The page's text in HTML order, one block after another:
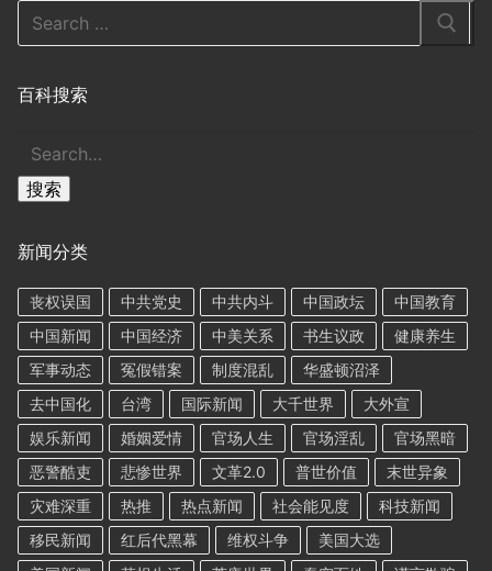
Search
for:
百科搜索
搜索
新闻分类
丧权误国 中共党史 中共内斗 中国政坛
中国教育
中国新闻
中国经济 中美关系 书生议政
健康养生
军事动态
冤假错案 制度混乱
华盛顿沼泽
去中国化
台湾 国际新闻 大千世界
大外宣
娱乐新闻
婚姻爱情 官场人生 官场淫乱
官场黑暗
恶警酷吏
悲惨世界 文革2.0 普世价值
末世异象
灾难深重
热推 热点新闻 社会能见度
科技新闻
移民新闻
红后代黑幕 维权斗争
美国大选